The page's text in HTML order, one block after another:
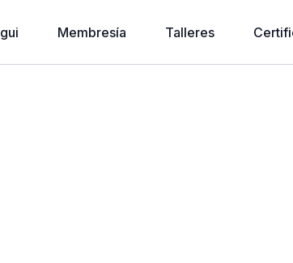
Membresía Talleres